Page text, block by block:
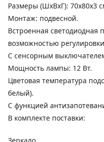
Размеры (ШхВхГ): 70х80х3
Монтаж: подвесной.
Встроенная светодиодная
возможностью
С сенсорным
Мощность лампы: 12 Вт.
Цветовая температура
белый).
С функцией
В комплекте поставки: